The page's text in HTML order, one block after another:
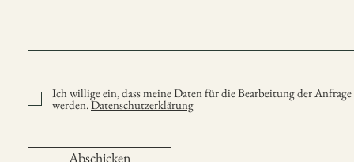
Ich willige ein, dass meine Daten für die Bearbeitung der
werden.Datenschutzerklärung
Abschicken